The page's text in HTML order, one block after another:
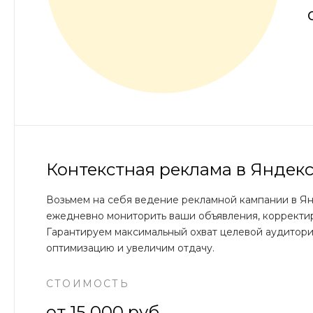
Контекстная реклама в
Возьмем на себя ведение рекламной кампании в
ежедневно мониторить ваши объявления,
Гарантируем максимальный охват целевой
оптимизацию и увеличим отдачу.
СТОИМОСТЬ